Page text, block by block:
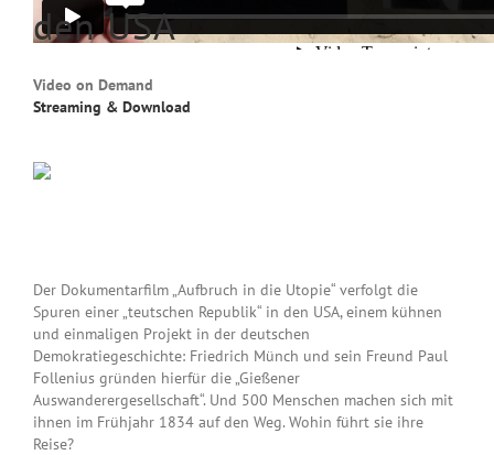
den USA
Video on Demand
Streaming & Download
Der Dokumentarfilm „Aufbruch in die Utopie“ verfolgt die
Spuren einer „teutschen Republik“ in den USA, einem kühnen
und einmaligen Projekt in der deutschen
Demokratiegeschichte: Friedrich Münch und sein Freund Paul
Follenius gründen hierfür die „Gießener
Auswanderergesellschaft“. Und 500 Menschen machen sich mit
ihnen im Frühjahr 1834 auf den Weg. Wohin führt sie ihre
Reise?